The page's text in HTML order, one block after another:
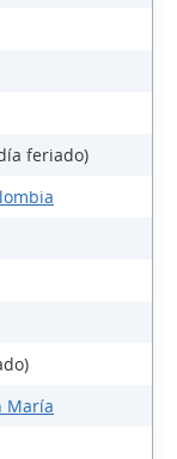
feriado)
María